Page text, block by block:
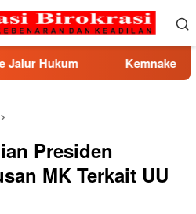
Berhasil Mediasi
Presiden
MK Terkait UU